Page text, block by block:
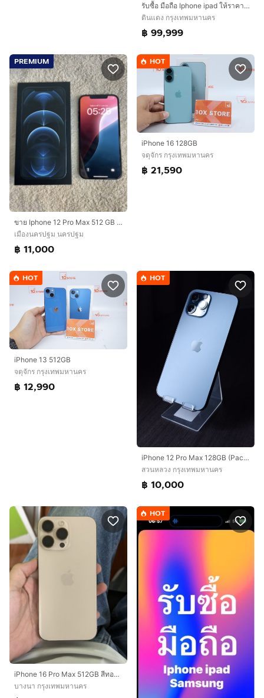
รับซื้อ มือถือ Iphone ipad ให้ราคาสูง
ดินแดง กรุงเทพมหานคร
฿ 99,999
PREMIUM
ขาย Iphone 12 Pro Max 512 GB สี Pacific Blueสภาพดี 💙
เมืองนครปฐม นครปฐม
฿ 11,000
HOT
iPhone 16 128GB
จตุจักร กรุงเทพมหานคร
฿ 21,590
HOT
iPhone 13 512GB
จตุจักร กรุงเทพมหานคร
฿ 12,990
HOT
iPhone 12 Pro Max 128GB (Pacific Blue)
สวนหลวง กรุงเทพมหานคร
฿ 10,000
iPhone 16 Pro Max 512GB สีทอง เครื่องศูนย์จีน (China Mainland)
บางนา กรุงเทพมหานคร
HOT